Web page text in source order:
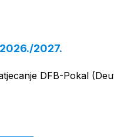
2027.
DFB-Pokal